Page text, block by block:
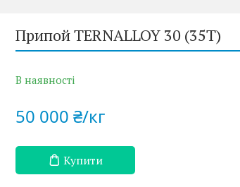
Припой TERNALLOY 30 (35Т)
В наявності
50 000 ₴/кг
Купити